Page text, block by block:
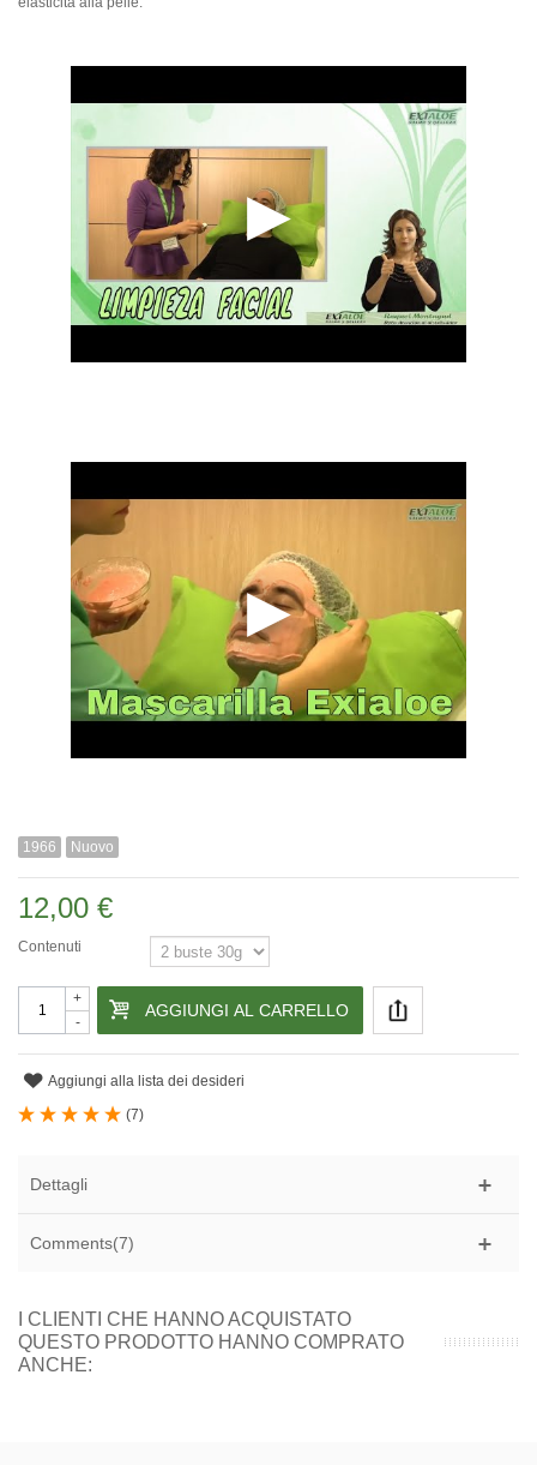
1966 Nuovo
12,00 €
Contenuti
-
+
AGGIUNGI AL CARRELLO
Aggiungi alla lista dei desideri
(7)
Dettagli
Comments(7)
I CLIENTI CHE HANNO ACQUISTATO
QUESTO PRODOTTO HANNO COMPRATO
ANCHE: